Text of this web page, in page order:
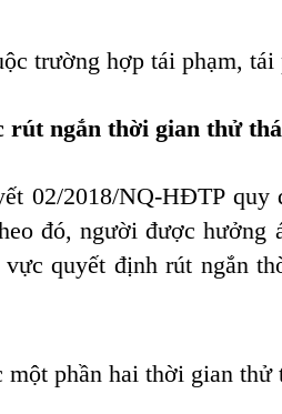
trường hợp tái phạm, tái
rút ngắn thời gian thử
02/2018/NQ-HĐTPquy
đó, người được hưởng
quyết định rút ngắn
phần hai thời gian thử